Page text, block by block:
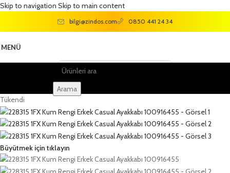
Skip to navigation Skip to main content
bilgi@zindos.com 0850 441 24 34
MENÜ
Arama
Tükendi
Büyütmek için tıklayın